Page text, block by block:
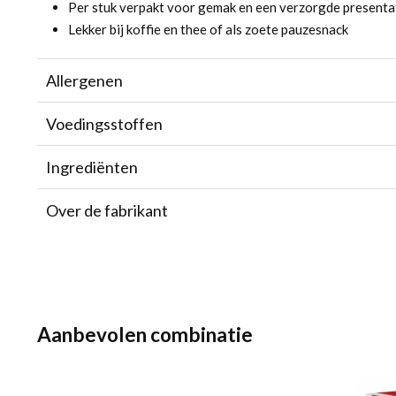
Per stuk verpakt voor gemak en een verzorgde
Lekker bij koffie en thee of als zoete pauzesnack
Allergenen
Voedingsstoffen
Ingrediënten
Over de fabrikant
Aanbevolen combinatie